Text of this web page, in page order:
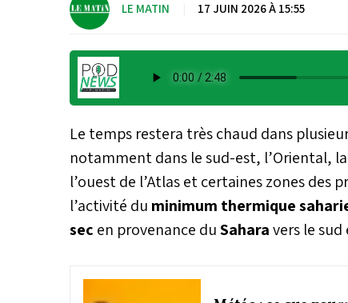
LE MATIN 17 JUIN 2026 À 15:55
Le temps restera très chaud dans
notamment dans le sud-est, l’Oriental,
l’ouest de l’Atlas et certaines zones des
l’activité du minimum thermique
sec en provenance duSaharavers le sud